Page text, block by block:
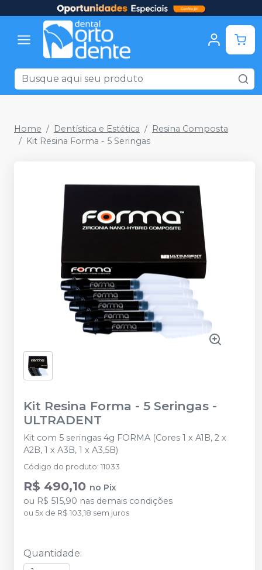
Home Dentística e Estética
Resina Composta
Kit Resina Forma - 5 Seringas
Kit Resina Forma - 5 Seringas -
ULTRADENT
Kit com 5 seringas 4g FORMA (Cores 1 x A1B, 2 x
A2B, 1 x A3B, 1 x A3,5B)
Código do produto: 11033
R$ 490,10 no Pix
ou R$ 515,90 nas demais condições
ou 5x de R$ 103,18 sem juros
Quantidade: